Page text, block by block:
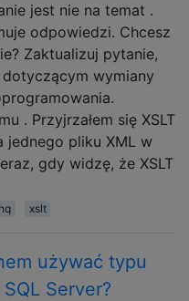
jest nie na temat .
odpowiedzi. Chcesz
Zaktualizuj pytanie,
wymiany
. Przyjrzałem się XSLT
jednego pliku XML w
gdy widzę, że XSLT
xslt
używać typu
Server?